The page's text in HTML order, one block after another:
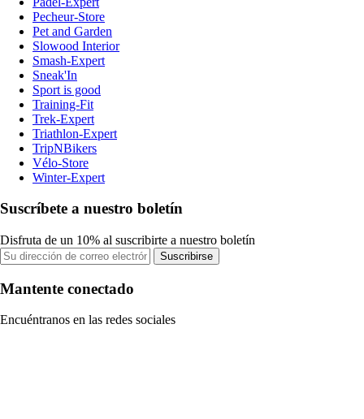
Pecheur-Store
Pet and Garden
Slowood Interior
Smash-Expert
Sneak'In
Sport is good
Training-Fit
Trek-Expert
Triathlon-Expert
TripNBikers
Vélo-Store
Winter-Expert
Suscríbete a nuestro boletín
Disfruta de un 10% al suscribirte a nuestro boletín
Suscribirse
Mantente conectado
Encuéntranos en las redes sociales